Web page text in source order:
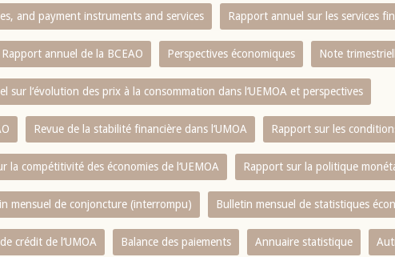
and payment instruments and services Rapport annuel sur les services
Rapport annuel de la BCEAO Perspectives économiques Note
sur l‘évolution des prix à la consommation dans l‘UEMOA et perspectives
Revue de la stabilité financière dans l‘UMOA Rapport sur les
la compétitivité des économies de l‘UEMOA Rapport sur la politique
mensuel de conjoncture (interrompu) Bulletin mensuel de statistiques
crédit de l‘UMOA Balance des paiements Annuaire statistique